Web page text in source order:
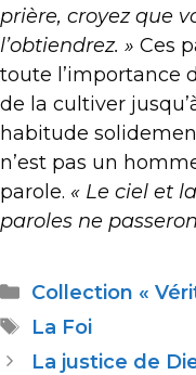
prière, croyez que
l’obtiendrez. » Ces
toute l’importance
de la cultiver
habitude
n’est pas un
parole. « Le ciel et
paroles ne
Collection «
La Foi
La justice de